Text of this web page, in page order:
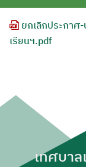
ยกเลิกประกาศ
เรียนฯ.pdf
เทศบา